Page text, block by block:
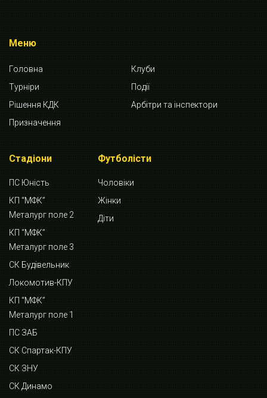
Меню
Головна
Клуби
Турніри
Події
Рішення КДК
Арбітри та інспектори
Призначення
Стадіони
ПС Юність
КП “МФК”
Металург поле 2
КП “МФК”
Металург поле 3
СК Будівельник
Локомотив-КПУ
КП “МФК”
Металург поле 1
ПС ЗАБ
СК Спартак-КПУ
СК ЗНУ
СК Динамо
Футболісти
Чоловіки
Жінки
Діти